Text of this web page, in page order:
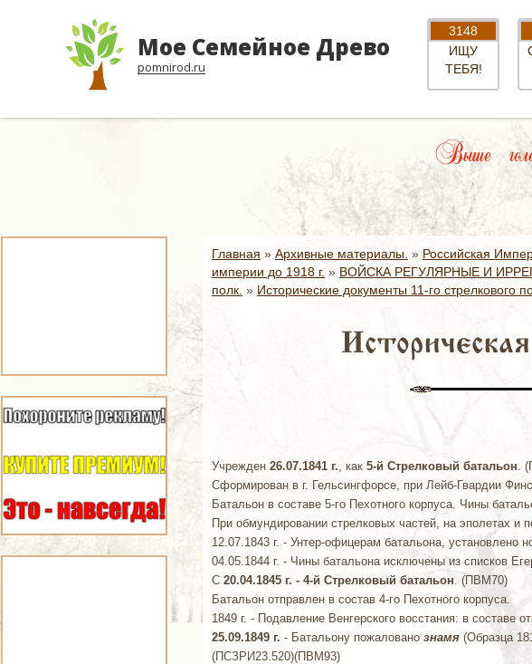
Мое Семейное Древо
pomnirod.ru
3148
ИЩУ
ТЕБЯ!
Выше
Главная » Архивные материалы. » Российская
империи до 1918 г. » ВОЙСКА РЕГУЛЯРНЫЕ И
полк. » Исторические документы 11-го стрелкового
Учрежден 26.07.1841 г., как 5-й Стрелковый батальон.
Сформирован в г. Гельсингфорсе, при Лейб-Гвардии
Батальон в составе 5-го Пехотного корпуса. Чины
При обмундировании стрелковых частей, на эполетах и
12.07.1843 г. - Унтер-офицерам батальона,
04.05.1844 г. - Чины батальона исключены из списков
С 20.04.1845 г. - 4-й Стрелковый батальон. (ПВМ70)
Батальон отправлен в состав 4-го Пехотного корпуса.
1849 г. - Подавление Венгерского восстания: в составе
25.09.1849 г. - Батальону пожаловано знамя (Образца
(ПСЗРИ23.520)(ПВМ93)